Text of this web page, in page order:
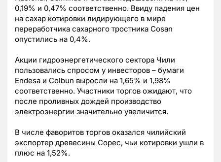
0,19% и 0,47% соответственно. Ввиду падения цен
на сахар котировки лидирующего в мире
переработчика сахарного тростника Cosan
опустились на 0,4%.
Акции гидроэнергетического сектора Чили
пользовались спросом у инвесторов – бумаги
Endesa и Colbun выросли на 1,65% и 1,98%
соответственно. Участники торгов ожидают, что
после проливных дождей производство
электроэнергии значительно увеличится.
В числе фаворитов торгов оказался чилийский
экспортер древесины Copec, чьи котировки ушли в
плюс на 1,52%.